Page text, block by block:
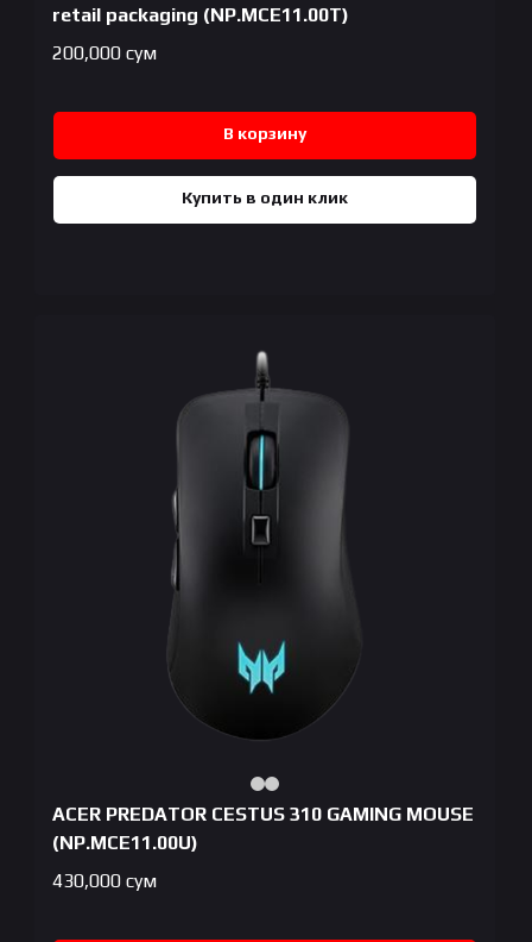
retail packaging (NP.MCE11.00T)
200,000 сум
В корзину
Купить в один клик
ACER PREDATOR CESTUS 310 GAMING MOUSE
(NP.MCE11.00U)
430,000 сум